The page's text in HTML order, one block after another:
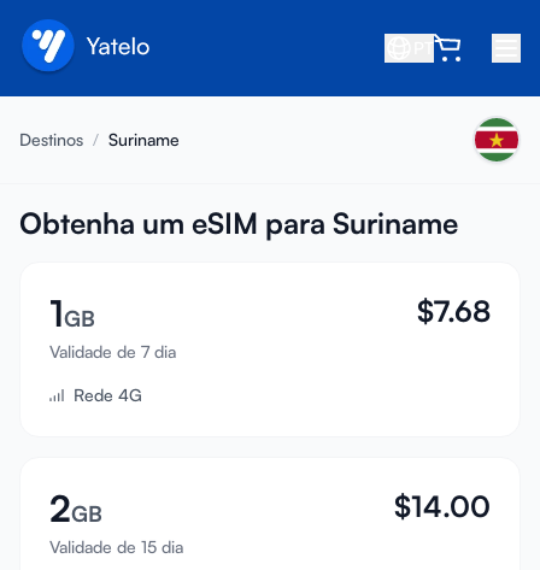
Sobre
Indique um amigo
Seja um afiliado
Central de ajuda
Suporte
Compatibilidade de dispositivos
Destinos / Suriname
Obtenha um eSIM para Suriname
1GB
Validade de 7 dia
$7.68
Rede 4G
2GB
Validade de 15 dia
$14.00